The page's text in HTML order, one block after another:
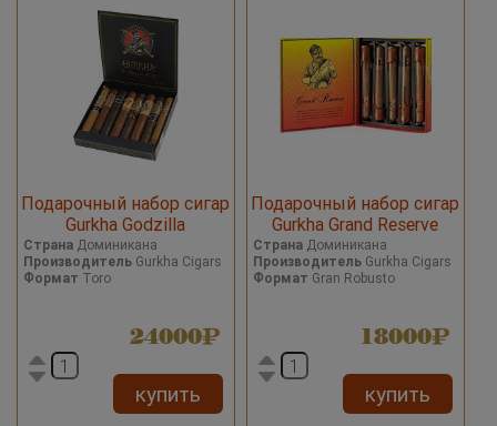
Подарочный набор сигар
Gurkha Godzilla
Страна Доминикана
Производитель Gurkha Cigars
Формат Toro
24000
купить
Подарочный набор сигар
Gurkha Grand Reserve
Robusto LOUIS XIII
СтранаДоминикана
ПроизводительGurkha Cigars
Формат Gran Robusto
18000
купить